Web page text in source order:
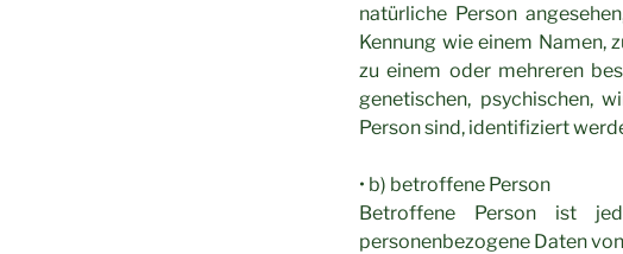
natürliche Person
Kennung wie einem Namen,
zu einem oder mehreren
genetischen, psychischen,
Person sind, identifiziert
• b) betroffene Person
Betroffene Person ist
personenbezogene Daten